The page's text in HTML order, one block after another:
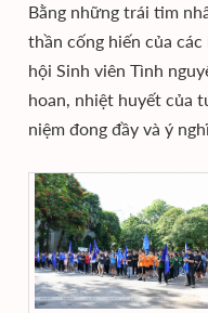
Bằng những trái tim
thần cống hiến của
hội Sinh viên Tình
hoan, nhiệt huyết của
niệm đong đầy và ý